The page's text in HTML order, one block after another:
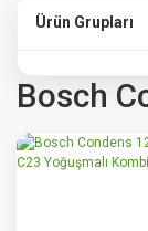
Ürün Grupları
Bosch